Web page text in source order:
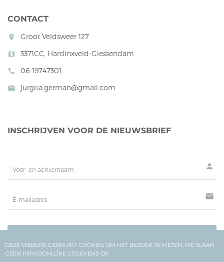
CONTACT
room Groot Veldsweer 127
map 3371CC, Hardinxveld-Giessendam
call 06-19747301
mail jurgita.german@gmail.com
INSCHRIJVEN VOOR DE NIEUWSBRIEF
person
mail
DEZE WEBSITE GEBRUIKT COOKIES OM HET BEZOEK TE METEN, WE SLAAN
GEEN PERSOONLIJKE GEGEVENS OP.